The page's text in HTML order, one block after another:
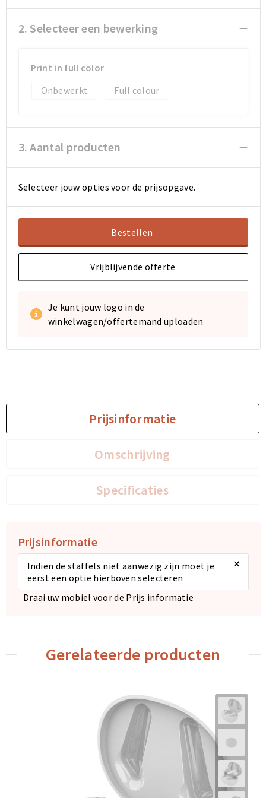
Sporttassen
Documententassen
Boodschappentassen
Sporttassen
Documententassen
Boodschappentassen
2. Selecteer een bewerking
Print in full color
Onbewerkt
Full colour
3. Aantal producten
Selecteer jouw opties voor de prijsopgave.
Bestellen
Vrijblijvende offerte
Je kunt jouw logo in de
winkelwagen/offertemand uploaden
Prijsinformatie
Omschrijving
Specificaties
Prijsinformatie
Indien de staffels niet aanwezig zijn moet je
eerst een optie hierboven selecteren
×
Draai uw mobiel voor de Prijs informatie
Gerelateerde producten